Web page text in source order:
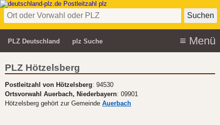
PLZ Deutschland plz Suche
PLZ Hötzelsberg
Postleitzahl von Hötzelsberg: 94530
Ortsvorwahl Auerbach, Niederbayern: 09901
Hötzelsberg gehört zur Gemeinde Auerbach